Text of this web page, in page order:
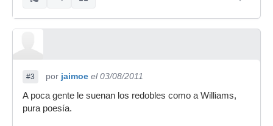
#3 por jaimoe el 03/08/2011
A poca gente le suenan los redobles como a Williams,
pura poesía.